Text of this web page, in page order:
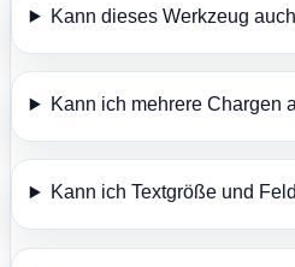
Kann dieses Werkzeug
Kann ich mehrere Chargen
Kann ich Textgröße und